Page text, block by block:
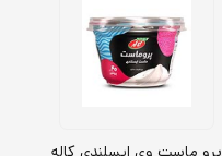
پرو ماست وی ایسلندی کاله